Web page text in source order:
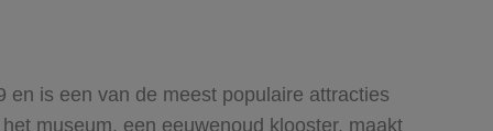
is een van de meest populaire attracties
museum, een eeuwenoud klooster, maakt